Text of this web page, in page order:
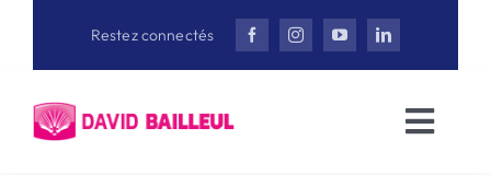
Restez connectés